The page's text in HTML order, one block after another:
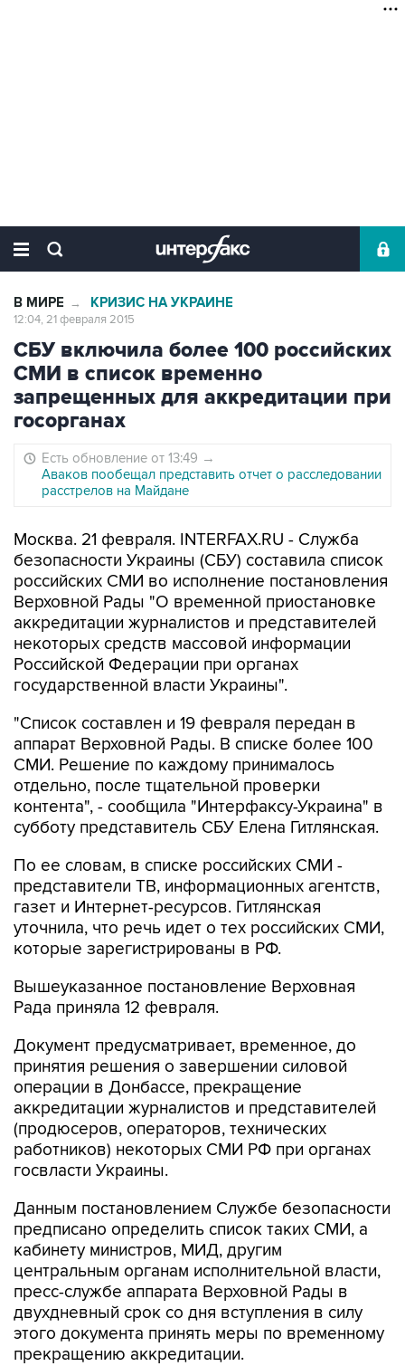
В МИРЕ → КРИЗИС НА УКРАИНЕ
12:04, 21 февраля 2015
СБУ включила более 100 российских
СМИ в список временно
запрещенных для аккредитации при
госорганах
Есть обновление от 13:49 →
Аваков пообещал представить отчет о расследовании
расстрелов на Майдане
Москва. 21 февраля. INTERFAX.RU - Служба
безопасности Украины (СБУ) составила список
российских СМИ во исполнение постановления
Верховной Рады "О временной приостановке
аккредитации журналистов и представителей
некоторых средств массовой информации
Российской Федерации при органах
государственной власти Украины".
"Список составлен и 19 февраля передан в
аппарат Верховной Рады. В списке более 100
СМИ. Решение по каждому принималось
отдельно, после тщательной проверки
контента", - сообщила "Интерфаксу-Украина" в
субботу представитель СБУ Елена Гитлянская.
По ее словам, в списке российских СМИ -
представители ТВ, информационных агентств,
газет и Интернет-ресурсов. Гитлянская
уточнила, что речь идет о тех российских СМИ,
которые зарегистрированы в РФ.
Вышеуказанное постановление Верховная
Рада приняла 12 февраля.
Документ предусматривает, временное, до
принятия решения о завершении силовой
операции в Донбассе, прекращение
аккредитации журналистов и представителей
(продюсеров, операторов, технических
работников) некоторых СМИ РФ при органах
госвласти Украины.
Данным постановлением Службе безопасности
предписано определить список таких СМИ, а
кабинету министров, МИД, другим
центральным органам исполнительной власти,
пресс-службе аппарата Верховной Рады в
двухдневный срок со дня вступления в силу
этого документа принять меры по временному
прекращению аккредитации.